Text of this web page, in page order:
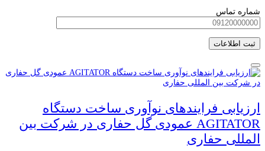
شماره تماس
ارزیابی فرایندهای نوآوری ساخت دستگاه
AGITATOR عمودی گل حفاری در شرکت بین
المللی حفاری